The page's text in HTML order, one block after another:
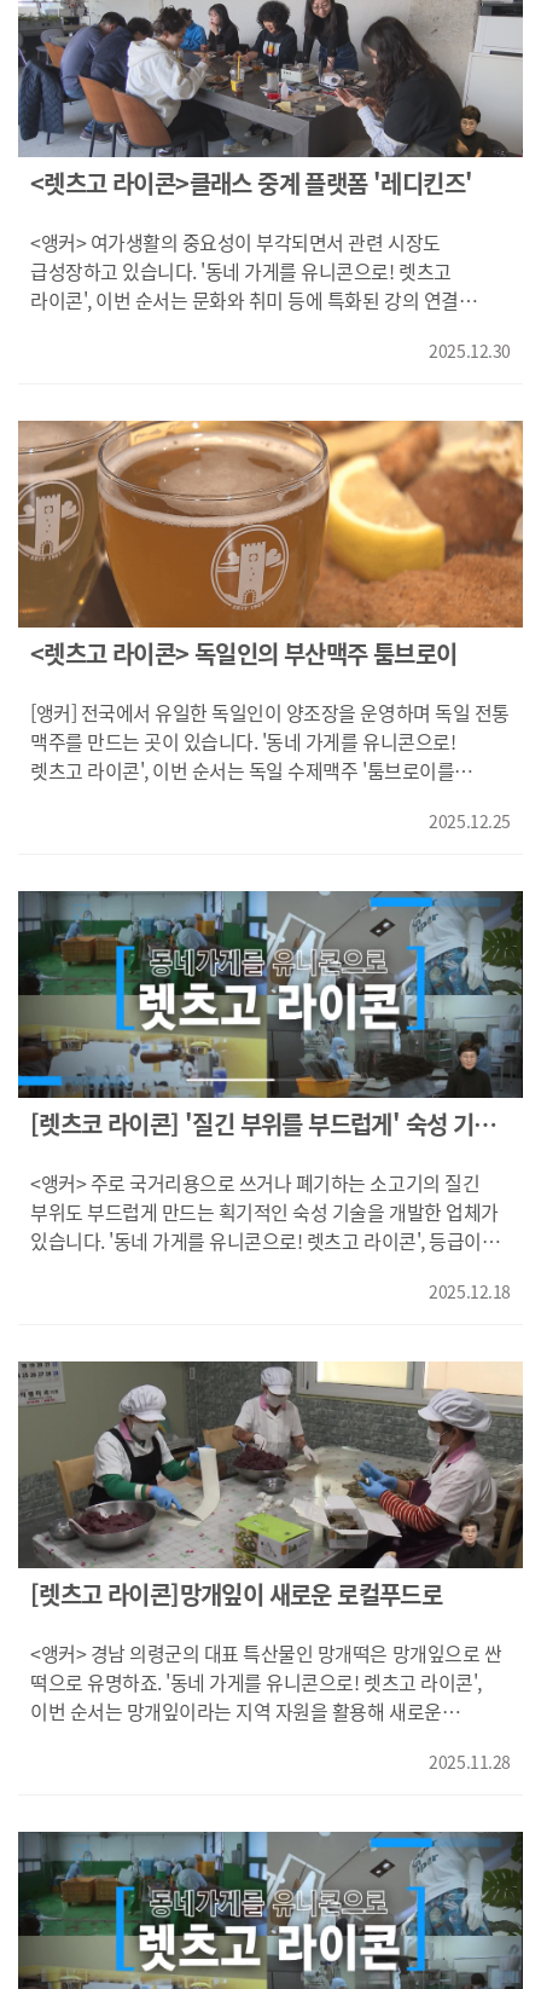
입은 하동에서 열려 지역공동체 회복과 경제 활성화에도 힘을
보탰습니다. 이 업체는 하이엔드 텐트 등 자체 캠핑 장비를
제작*판매하며 브랜드 경쟁력을 키우고 있습니다. 지역 체험과
소비를 연결해 수도권 중심의 캠핑 문화를 지역으로 확장하고
있습니다. {오민식/워케이션 대표/"(소비자가)구매하거나
가지게 됨으로써 어떤 내 라이프 스타일에 영향을 줄 수 있냐,
내 취미와 내가 가지고 있는 제품들이 연결성 있게끔 가지고
가는 것에 목표를 두고 있고,,,,"} 혁신적인 아이디어와 기술로
더 큰 시장을 향하는 라이콘 기업들, 자신들만의 차별화된
색깔로 부산경남의 새로운 성장 동력을 만들어내고 있습니다.
KNN 김동환입니다. 영상취재 오원석 영상편집 정은희
같은 경우에는 만약에 차로 이렇게 지나간다고 하면 미리
(결제)해놓고 해서 착 들고 가기에는 더 좋을 것 같아요. 시간
대비,,"} 이 무인편의점의 비밀은 벽 뒤쪽 공간에 있습니다.
상품 퇴출구로 향하는 컨베이어 양 옆의 적재 공간에서 고객
주문과 동시에 상품이 선별돼 쏟아집니다. 대형 물류회사
창고에서나 볼 수 있는 자동화 시스템의 축소판입니다.
같은 제품이 다 들어가기 때문에 선입선출이 될 수 있도록
하나씩 밀어넣는 개념이기 때문에 모든 제품들은 유통기한
관리가 가능하게 되어 있고요,,,"} "지난해 무인점포 절도
없이 구매할 수 있는 셀프서비스의 장점도 살렸습니다.
{김태진/무인로봇 편의점 (주)에어크 대표/"시스템을 좀 더
완성하고 고도화하는 데 훨씬 더 많은 시간과 노력을 투입해야
된다고 생각하거든요. 사용하기 편리한 시스템 그리고
사업성이 높은 시스템을 만드는 게 훨씬 더 중요하다고 생각을
하고 있습니다."} 부산 2호점에 이어 올해 5호점까지 열 계획인
이 신생 스타트업은 설비 모듈화와 네트워크 구축을 통해
탄탄한 물류기업의 청사진을 그리고 있습니다. KNN
김동환입니다. 영상취재 황태철
<렛츠고 라이콘>클래스 중계 플랫폼 '레디킨즈'
<앵커> 여가생활의 중요성이 부각되면서 관련 시장도
급성장하고 있습니다. '동네 가게를 유니콘으로! 렛츠고
라이콘', 이번 순서는 문화와 취미 등에 특화된 강의 연결
일상에서 잠시 벗어나 공예 삼매경에 빠진 수강생들의 모습이
사뭇 진지합니다. {수퍼:이고은/공예 수강생/"은점토 클래스가
처음이어서 이런 거 만들어보는 게 너무 재미있고 신기하고
바다보면서 하니까 너무 좋아요."} 부산창조경제혁신센터가
마련한 일일강좌입니다. 정기 프로그램이다 보니 강좌 선별과
강사 발굴 등 만만치 않은데 한 스타트업의 도움을 받았습니다.
{배지혜/부산창조경제혁신센터 워케이션팀/"예산이라던지
강사님들이 어떻게 강연을 하는지 커리큘럼은 어떤지 제가
스스로 알아보기에는 좀 어려움이 있는데 조금 더 질 좋은
일정조율 등을 체계적으로 관리할수 있어 강사들도 선호하고
있습니다. {정지원/공예클래스 강사/"혼자 영업하게 되면 제가
직접 발로 뛰는 상황들이 많이 생기는데 제가 직접 컨택할 일
해주고 계시더라고요."} 이처럼 강의 연결 서비스사업을 하고
매칭해 견적에서 예약까지 손쉽게 진행합니다. 기업과 기관,
대학, 동호회 등 고객층이 넓고 여가를 중요시하는 분위기에
수요도 늘고 있습니다. {취미여가분야 오프라인 클래스 규모
(자료:문체부 등(2003년, 강사 매출 기반 산출)/ 단체(10인
이상) 클래스 사업자(체) 12만개, 강사 20만명} 국내 취미*
여가분야 오프라인 단체 강좌의 시장 규모는 2조원으로
추정됩니다. {정종학/레디킨즈 대표/"B2C 클래스 중계 사업을
시작해서 B2B로 전환한지 2년 정도 됐고 다양한 기업, 기관,
학교들을 고객사로 맞으면서 빠르게 성장하는데 주력하는
것이 1차적인 목표입니다."} 취미와 여가, 문화 분야
특화전략으로 편의성과 전문성에 힘을 쏟고 있는 '레디킨즈'는
국내 단체 강좌 중계 시장의 선도 기업을 꿈꾸고 있습니다.
KNN 김동환입니다. 영상취재 오원석 전재현 영상편집 박서아
2025.12.30
<렛츠고 라이콘> 독일인의 부산맥주 툼브로이
[앵커] 전국에서 유일한 독일인이 양조장을 운영하며 독일 전통
맥주를 만드는 곳이 있습니다. '동네 가게를 유니콘으로!
렛츠고 라이콘', 이번 순서는 독일 수제맥주 '툼브로이를
뜁니다. 부산에서만 맛 볼 수 있는 독일 수제맥주 브랜드
'툼브로이'입니다. 독일인 사장이 직접 양조한 독일 맥주라는
호기심이 사람들의 발길을 사로잡고 있습니다.
{최람미/"생맥주를 직접 양조해서 파는 곳이 많지 않잖아요.
독일인분이 직접 양조를 하신다고 해서 맥주하면 독일이니까
유명해서 기대가 많이 됩니다."} 독일 마을 작은 맥주집
분위기를 물씬 풍기는 해운대 송정의 호프집입니다. 양조장이
내려다 보이는 이색적인 이 곳은 6대째 대를 이어 독일인
안드레아스 대표가 맥주를 만들고 있는 곳입니다. 110년이
살렸습니다. 매일 6시간 이상 양조장에 매달려 하루 일과를
보내는 안드레아스 대표의 원칙은 기본을 지킨 맛입니다.
{안드레아스/독일수제맥주 '툼브로이' 대표/"맥주와 음식을
'툼브로이'는 부산의 유명 맛집과 협업을 통한 제품 생산에도
힘을 쏟으며 로컬브랜드의 경쟁력을 다지고 있습니다. {이정민/
독일수제맥주 '툼브로이' 이사/" 저희 남편은 다시 독일
본고장으로 여기서 만든 맥주를 수출하는 꿈을 가지고 있고, 저
같은 경우에는 조금 더 확장을 할 수 있으면 더 좋지 않을까
생각하고 있습니다."} 5년전 부산에 터를 잡은 독일 전통맥주
'툼브로이'가 부산에서 수제맥주의 역사를 써내려가고
있습니다. KNN김동환입니다. 영상취재 전성현 영상편집
정은희
2025.12.25
[렛츠코 라이콘] '질긴 부위를 부드럽게' 숙성 기술
<앵커> 주로 국거리용으로 쓰거나 폐기하는 소고기의 질긴
부위도 부드럽게 만드는 획기적인 숙성 기술을 개발한 업체가
있습니다. '동네 가게를 유니콘으로! 렛츠고 라이콘', 등급이
한우로, 1등급 못지 않게 부드럽습니다. 허광/경남 진주시
초전동/"평소에 소고기를 좀 많이 먹는데 예상했던 것보다 더
부드럽고 육질도 괜찮아서 전 잘 먹었습니다. 맛있게
먹었습니다." 경남 진주의 한 업체가 개발한 '라디오파 빙온'
숙성 방식을 활용했습니다. 진공 포장된 고기를 영하 1.7도
소금물에 넣은 뒤, 전자기파인 라디오파를 쏴서 보름 정도
숙성시키는 방식입니다. 낮은 온도라 부패를 막을 수 있고
라디오파는 고기 단백질 조직을 분해해 연하고 부드럽게
만듭니다. "숙성 방식에 따라 질긴 정도가 어떻게 변하는지
일반 빙온 숙성 고기는 질긴 정도가 50%, 라디오파 빙온 숙성
고기는 62% 감소했습니다." 최성길/경상국립대 식품공학부
교수/"진공(포장)하고 저주파(라디오파)하고 빙온을 했었을
에스티리테일(한우 숙성기술 개발 업체) 이사/"2등급 고기로
1등급이나 1+ 이상의 풍미와 맛을 느낄 수 있게 하는
기술입니다." 특히 등급이 낮거나 질긴 부위라도 1등급 한우
못지 않게 부드러움과 풍미를 자랑할 수 있으면서 가격은 절반
정도 저렴합니다. 라디오파 빙온 숙성 한우는 이른바 가성비는
2025.12.18
[렛츠고 라이콘]망개잎이 새로운 로컬푸드로
<앵커> 경남 의령군의 대표 특산물인 망개떡은 망개잎으로 싼
떡으로 유명하죠. '동네 가게를 유니콘으로! 렛츠고 라이콘',
이번 순서는 망개잎이라는 지역 자원을 활용해 새로운
> 하얀 떡피에 팥을 넣고 4등분으로 접은 뒤 망개잎으로 싸는
작용이 뛰어나 떡이 잘 쉬지 않도록 해줍니다. {김창섭/경남
의령군 망개떡 제조업체/"천연 방부제 역할도 하고 떡끼리
달라붙지 않게 하기 위해서 망개잎을 사용하고 있습니다.}
망개떡은 옛 가야시대부터, 심지어 임진왜란때도 의병들이
먹었다는 설이 전해져 내려오고 있습니다. 관광객은 물론
주민들도 많이 찾지만, 떡을 싸는 외에 망개잎은 별다른 용도를
2025.11.28